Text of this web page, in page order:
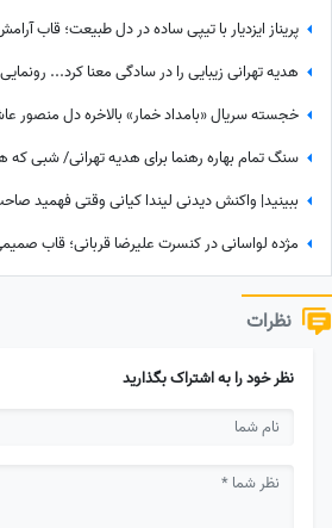
نظرات
نظر خود را به اشتراک بگذارید